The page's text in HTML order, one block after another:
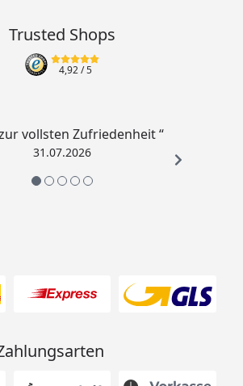
Trusted Shops
4,92/ 5
vollsten Zufriedenheit “
31.07.2026